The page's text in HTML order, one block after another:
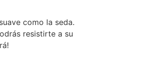
como la seda.
resistirte a su